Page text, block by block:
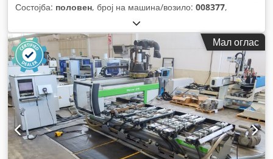
Состојба: половен, број на машина/возило: 008377,
Мал оглас